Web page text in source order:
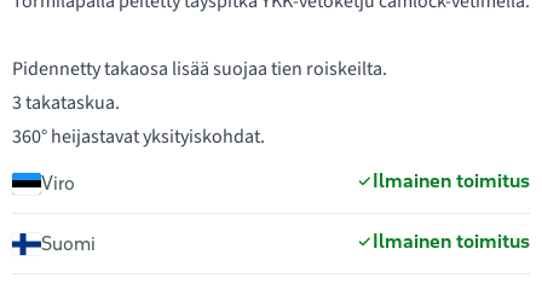
Pidennetty takaosa lisää suojaa tien roiskeilta.
3 takataskua.
360° heijastavat yksityiskohdat.
Viro Ilmainen toimitus
Suomi Ilmainen toimitus